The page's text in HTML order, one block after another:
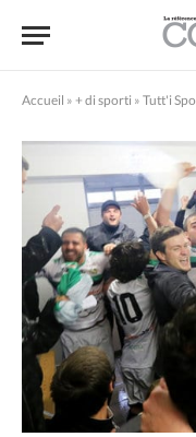
Accueil » + di sporti » Tutt'i